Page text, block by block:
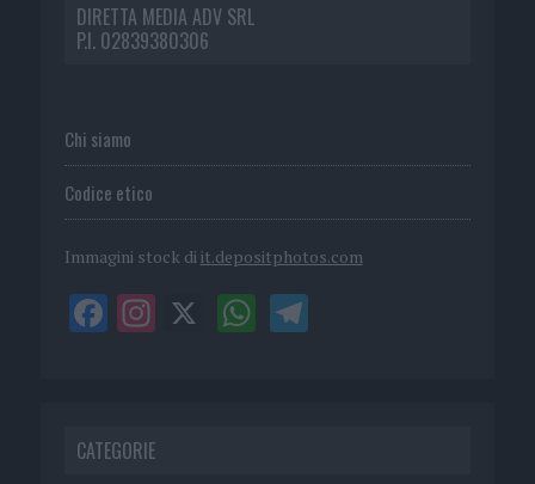
DIRETTA MEDIA ADV SRL
P.I. 02839380306
Chi siamo
Codice etico
Immagini stock di it.depositphotos.com
CATEGORIE